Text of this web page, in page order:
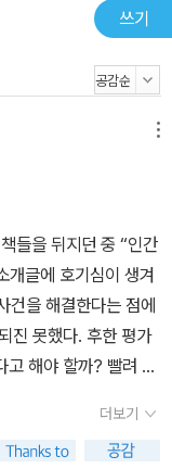
쓰기
들을 뒤지던 중 “인간
개글에 호기심이 생겨
건을 해결한다는 점에
진 못했다. 후한 평가
고 해야 할까? 빨려 들
입은 둘이 “무리”가
더보기